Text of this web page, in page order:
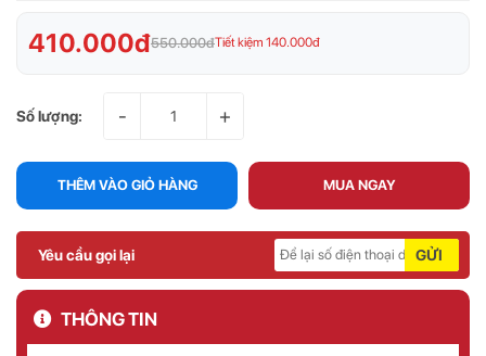
410.000đ550.000đTiết kiệm 140.000đ
Số lượng: - +
THÊM VÀO GIỎ HÀNG MUA NGAY
Yêu cầu gọi lại GỬI
THÔNG TIN